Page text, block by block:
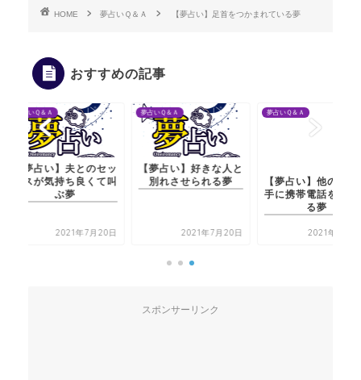
HOME 夢占いＱ＆Ａ 【夢占い】足首をつかまれている夢
おすすめの記事
夢占いＱ＆Ａ
【夢占い】夫とのセッ
クスが気持ち良くて叫
ぶ夢
2021年7月20日
夢占いＱ＆Ａ
【夢占い】好きな人と
別れさせられる夢
2021年7月20日
夢占いＱ＆Ａ
手に携帯電話を使われ
る夢
2021年7月21日
スポンサーリンク